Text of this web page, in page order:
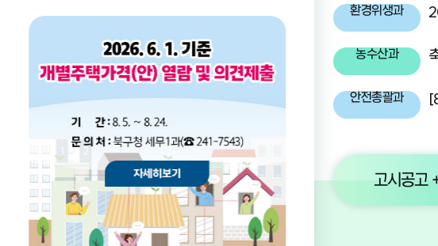
알림존
환경위생과
농수산과
안전총괄과
고시공고